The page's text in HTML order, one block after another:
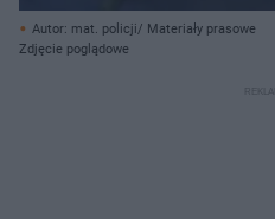
Autor: mat. policji/ Materiały prasowe
Zdjęcie poglądowe